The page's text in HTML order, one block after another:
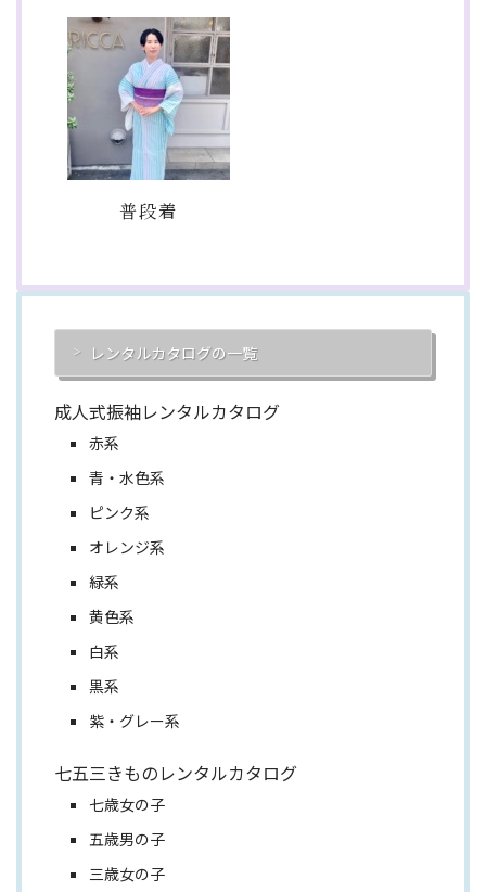
普段着
レンタルカタログの一覧
成人式振袖レンタルカタログ
赤系
青・水色系
ピンク系
オレンジ系
緑系
黄色系
白系
黒系
紫・グレー系
七五三きものレンタルカタログ
七歳女の子
五歳男の子
三歳女の子